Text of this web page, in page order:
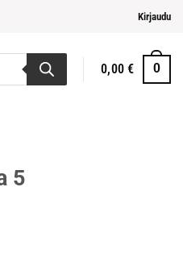
Kirjaudu
0,00€ 0
5